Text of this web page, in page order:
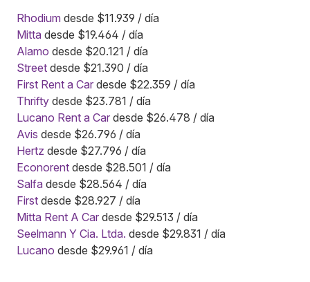
Rhodium desde $11.939 / día
Mitta desde $19.464 / día
Alamo desde $20.121 / día
Street desde $21.390 / día
First Rent a Car desde $22.359 / día
Thrifty desde $23.781 / día
Lucano Rent a Car desde $26.478 / día
Avis desde $26.796 / día
Hertz desde $27.796 / día
Econorent desde $28.501 / día
Salfa desde $28.564 / día
First desde $28.927 / día
Mitta Rent A Car desde $29.513 / día
Seelmann Y Cia. Ltda. desde $29.831 / día
Lucano desde $29.961 / día